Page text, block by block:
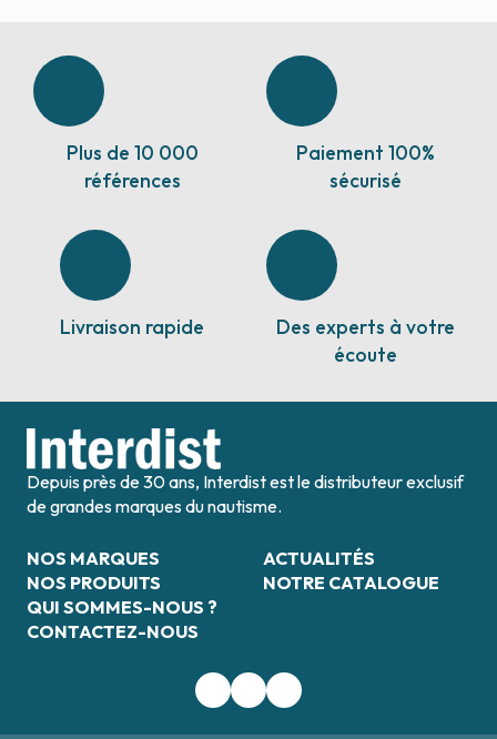
Plus de 10 000
références
Paiement 100%
sécurisé
Livraison rapide
Des experts à votre
écoute
Depuis près de 30 ans, Interdist est le distributeur exclusif
de grandes marques du nautisme.
NOS MARQUES
NOS PRODUITS
QUI SOMMES-NOUS ?
CONTACTEZ-NOUS
ACTUALITÉS
NOTRE CATALOGUE